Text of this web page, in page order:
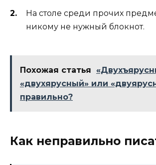
На столе среди прочих
никому не нужный блокнот.
Похожая статья
«двухярусный» или
правильно?
Как неправильно